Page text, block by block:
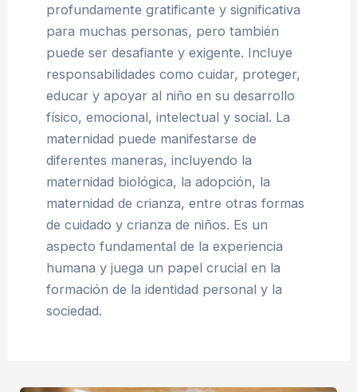
profundamente gratificante y significativa
para muchas personas, pero también
puede ser desafiante y exigente. Incluye
responsabilidades como cuidar, proteger,
educar y apoyar al niño en su desarrollo
físico, emocional, intelectual y social. La
maternidad puede manifestarse de
diferentes maneras, incluyendo la
maternidad biológica, la adopción, la
maternidad de crianza, entre otras formas
de cuidado y crianza de niños. Es un
aspecto fundamental de la experiencia
humana y juega un papel crucial en la
formación de la identidad personal y la
sociedad.